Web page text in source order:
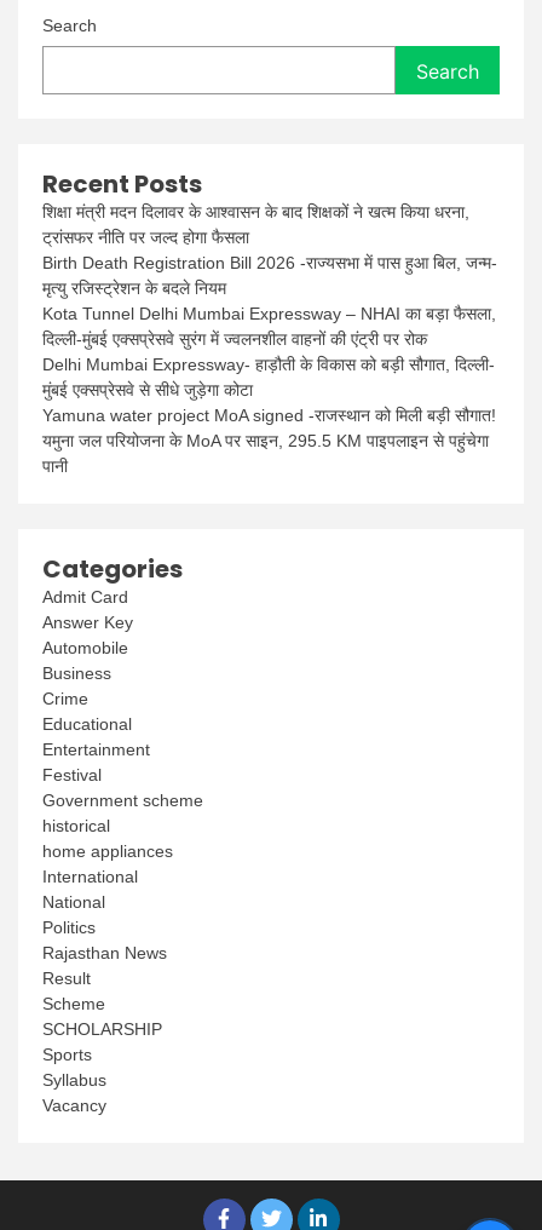
Search
Search
Recent Posts
शिक्षा मंत्री मदन दिलावर के आश्वासन के बाद शिक्षकों ने खत्म किया धरना,
ट्रांसफर नीति पर जल्द होगा फैसला
Birth Death Registration Bill 2026 -राज्यसभा में पास हुआ बिल, जन्म-
मृत्यु रजिस्ट्रेशन के बदले नियम
Kota Tunnel Delhi Mumbai Expressway – NHAI का बड़ा फैसला,
दिल्ली-मुंबई एक्सप्रेसवे सुरंग में ज्वलनशील वाहनों की एंट्री पर रोक
Delhi Mumbai Expressway- हाड़ौती के विकास को बड़ी सौगात, दिल्ली-
मुंबई एक्सप्रेसवे से सीधे जुड़ेगा कोटा
Yamuna water project MoA signed -राजस्थान को मिली बड़ी सौगात!
यमुना जल परियोजना के MoA पर साइन, 295.5 KM पाइपलाइन से पहुंचेगा
पानी
Categories
Admit Card
Answer Key
Automobile
Business
Crime
Educational
Entertainment
Festival
Government scheme
historical
home appliances
International
National
Politics
Rajasthan News
Result
Scheme
SCHOLARSHIP
Sports
Syllabus
Vacancy